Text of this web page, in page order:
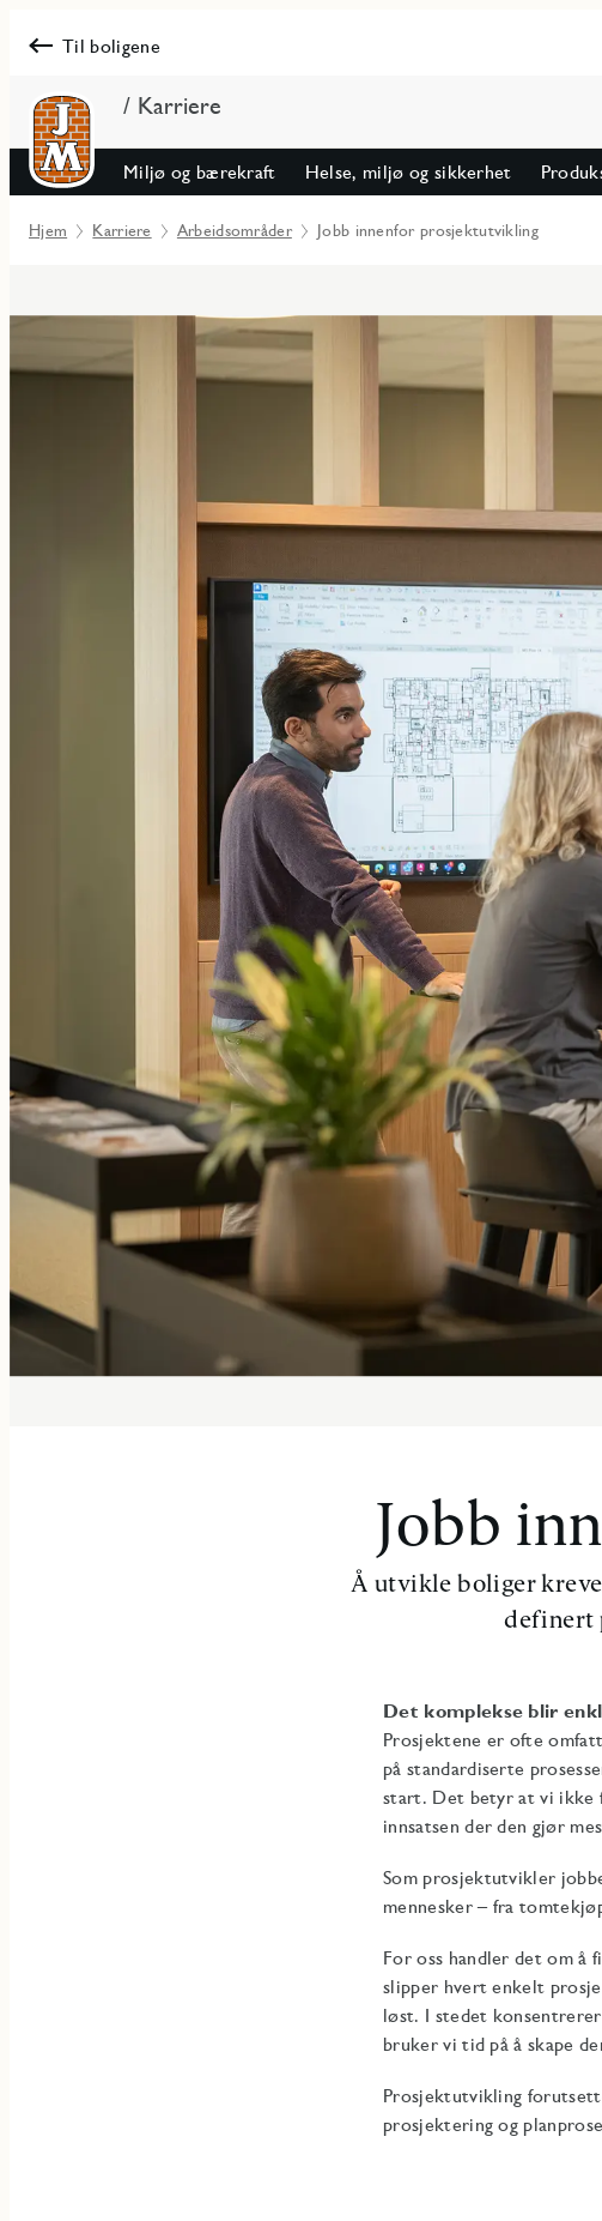
Til boligene
/ Karriere
Miljø og bærekraft Helse, miljø og sikkerhet
Hjem Karriere Arbeidsområder Jobb innenfor prosjektutvikling
Jobb
Å utvikle boliger
definert
Det komplekse blir
Prosjektene er ofte
på standardiserte
start. Det betyr at vi ikke
innsatsen der den gjør
Som prosjektutvikler
mennesker – fra
For oss handler det om å
slipper hvert enkelt
løst. I stedet
bruker vi tid på å skape
Prosjektutvikling
prosjektering og